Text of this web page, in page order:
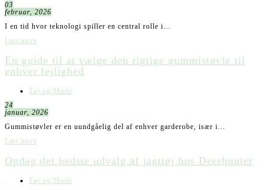
03
februar, 2026
I en tid hvor teknologi spiller en central rolle i…
Læs mere
En guide til at vælge den rigtige gummistøvle til
enhver lejlighed
Tøj og Mode
24
januar, 2026
Gummistøvler er en uundgåelig del af enhver garderobe, især i…
Læs mere
Opdag det bedste udvalg af jagttøj hos Deerhunter
Tøj og Mode